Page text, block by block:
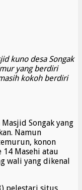
kuno desa Songak
yang berdiri
kokoh berdiri
Songak yang
Namun
konon
Masehi atau
wali yang dikenal